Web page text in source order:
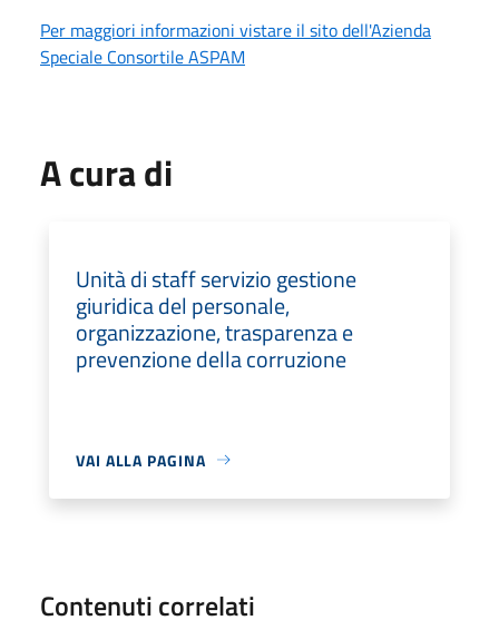
Per maggiori informazioni vistare il sito dell'Azienda
Speciale Consortile ASPAM
A cura di
Unità di staff servizio gestione
giuridica del personale,
organizzazione, trasparenza e
prevenzione della corruzione
VAI ALLA PAGINA
Contenuti correlati